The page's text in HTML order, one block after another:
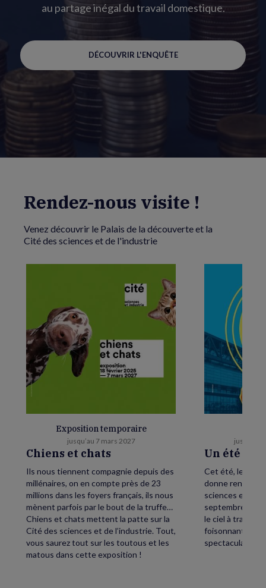
au partage inégal du travail domestique.
DÉCOUVRIR L'ENQUÊTE
Rendez-nous visite !
Venez découvrir le Palais de la découverte et la
Cité des sciences et de l'industrie
Exposition temporaire
jusqu’au 7 mars 2027
Chiens et chats
Ils nous tiennent compagnie depuis des
millénaires, on en compte près de 23
millions dans les foyers français, ils nous
mènent parfois par le bout de la truffe…
Chiens et chats mettent la patte sur la
Cité des sciences et de l’industrie. Tout,
vous saurez tout sur les toutous et les
matous dans cette exposition !
jusqu’au
Un été
Cet été, levez
donne rendez-
sciences et de
septembre,
le ciel à travers
foisonnant
spectaculaire